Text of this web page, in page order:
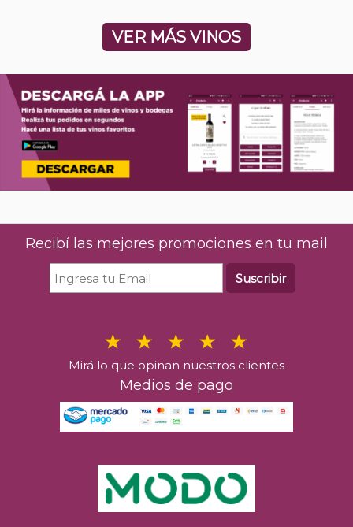
VER MÁS VINOS
Recibí las mejores promociones en tu mail
Suscribir
Mirá lo que opinan nuestros clientes
Medios de pago